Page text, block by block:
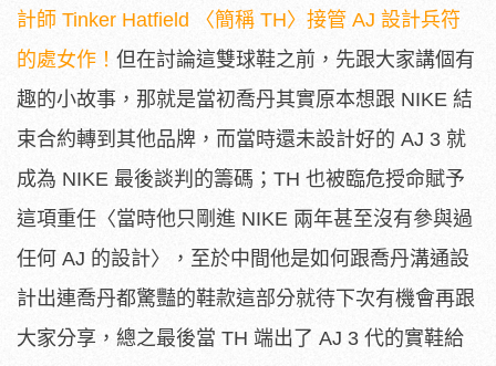
計師 Tinker Hatfield 〈簡稱 TH〉接管 AJ 設計兵符
的處女作！ 但在討論這雙球鞋之前，先跟大家講個有
趣的小故事，那就是當初喬丹其實原本想跟 NIKE 結
束合約轉到其他品牌，而當時還未設計好的 AJ 3 就
成為 NIKE 最後談判的籌碼；TH 也被臨危授命賦予
這項重任〈當時他只剛進 NIKE 兩年甚至沒有參與過
任何 AJ 的設計〉，至於中間他是如何跟喬丹溝通設
計出連喬丹都驚豔的鞋款這部分就待下次有機會再跟
大家分享，總之最後當 TH 端出了 AJ 3 代的實鞋給